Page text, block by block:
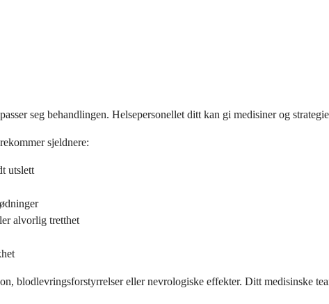
seg behandlingen. Helsepersonellet ditt kan gi medisiner og
sjeldnere:
utslett
alvorlig tretthet
blodlevringsforstyrrelser eller nevrologiske effekter. Ditt medisinske